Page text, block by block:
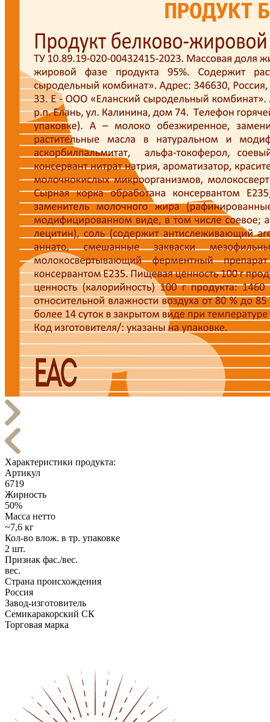
Характеристики продукта:
Артикул
6719
Жирность
50%
Масса нетто
~7,6 кг
Кол-во влож. в тр. упаковке
2 шт.
Признак фас./вес.
вес.
Страна происхождения
Россия
Завод-изготовитель
Семикаракорский СК
Торговая марка